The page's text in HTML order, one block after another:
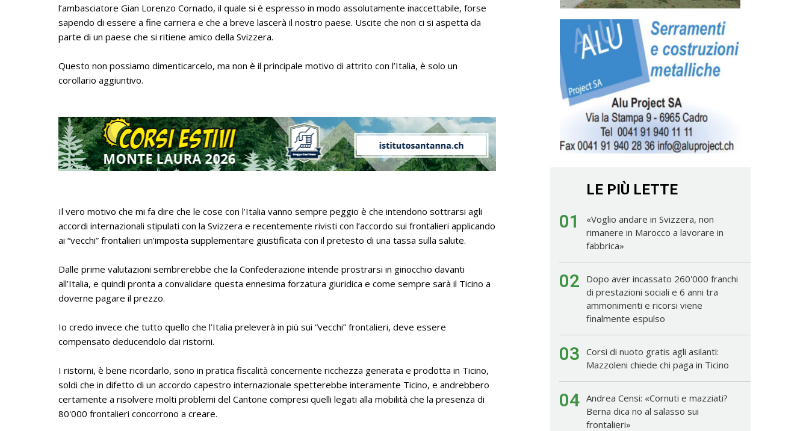
l’ambasciatore Gian Lorenzo Cornado, il quale si è espresso in modo assolutamente inaccettabile, forse
sapendo di essere a fine carriera e che a breve lascerà il nostro paese. Uscite che non ci si aspetta da
parte di un paese che si ritiene amico della Svizzera.
Questo non possiamo dimenticarcelo, ma non è il principale motivo di attrito con l’Italia, è solo un
corollario aggiuntivo.
Il vero motivo che mi fa dire che le cose con l’Italia vanno sempre peggio è che intendono sottrarsi agli
accordi internazionali stipulati con la Svizzera e recentemente rivisti con l’accordo sui frontalieri applicando
ai “vecchi” frontalieri un’imposta supplementare giustificata con il pretesto di una tassa sulla salute.
Dalle prime valutazioni sembrerebbe che la Confederazione intende prostrarsi in ginocchio davanti
all’Italia, e quindi pronta a convalidare questa ennesima forzatura giuridica e come sempre sarà il Ticino a
doverne pagare il prezzo.
Io credo invece che tutto quello che l’Italia preleverà in più sui “vecchi” frontalieri, deve essere
compensato deducendolo dai ristorni.
I ristorni, è bene ricordarlo, sono in pratica fiscalità concernente ricchezza generata e prodotta in Ticino,
soldi che in difetto di un accordo capestro internazionale spetterebbe interamente Ticino, e andrebbero
certamente a risolvere molti problemi del Cantone compresi quelli legati alla mobilità che la presenza di
80'000 frontalieri concorrono a creare.
LE PIÙ LETTE
01
«Voglio andare in Svizzera, non
rimanere in Marocco a lavorare in
fabbrica»
02
Dopo aver incassato 260'000 franchi
di prestazioni sociali e 6 anni tra
ammonimenti e ricorsi viene
finalmente espulso
03 Corsi di nuoto gratis agli asilanti:
Mazzoleni chiede chi paga in Ticino
04 Andrea Censi: «Cornuti e mazziati?
Berna dica no al salasso sui
frontalieri»